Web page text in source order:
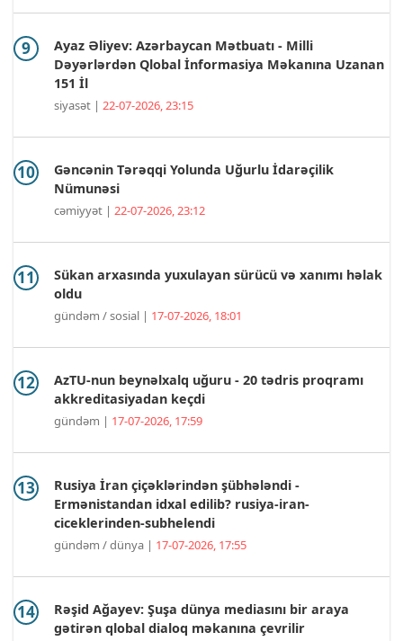
Ayaz Əliyev: Azərbaycan Mətbuatı - Milli
Dəyərlərdən Qlobal İnformasiya Məkanına Uzanan
151 İl
siyasət | 22-07-2026, 23:15
Gəncənin Tərəqqi Yolunda Uğurlu İdarəçilik
Nümunəsi
cəmiyyət | 22-07-2026, 23:12
Sükan arxasında yuxulayan sürücü və xanımı həlak
oldu
gündəm / sosial | 17-07-2026, 18:01
AzTU-nun beynəlxalq uğuru - 20 tədris proqramı
akkreditasiyadan keçdi
gündəm | 17-07-2026, 17:59
Rusiya İran çiçəklərindən şübhələndi -
Ermənistandan idxal edilib? rusiya-iran-
ciceklerinden-subhelendi
gündəm / dünya | 17-07-2026, 17:55
Rəşid Ağayev: Şuşa dünya mediasını bir araya
gətirən qlobal dialoq məkanına çevrilir